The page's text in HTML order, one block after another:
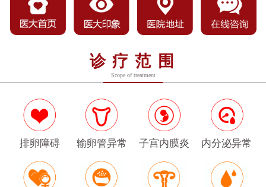
诊疗范围
Scope of treatment
排卵障碍 输卵管异常 子宫内膜炎 内分泌异常